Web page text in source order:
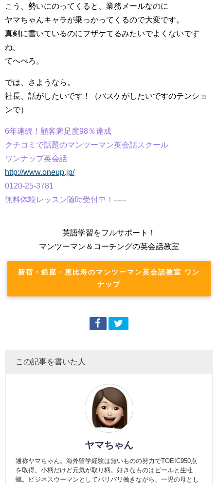
こう、勢いにのってくると、業務メールなのに
ヤマちゃんキャラが乗っかってくるので大変です。
真剣に書いているのにフザケてるみたいでよくないです
ね。
てへぺろ。
では、さようなら。
社長、話がしたいです！（バスケがしたいですのテンショ
ンで）
6年連続！顧客満足度98％達成
クチコミで話題のマンツーマン英会話スクール
ワンナップ英会話
http://www.oneup.jp/
0120-25-3781
無料体験レッスン随時受付中！ -----
英語学習をフルサポート！
マンツーマン＆コーチングの英会話教室
新宿・銀座・恵比寿のマンツーマン英会話教室 ワン
ナップ
この記事を書いた人
ヤマちゃん
通称ヤマちゃん。海外留学経験は無いものの努力でTOEIC950点
を取得。小柄だけど元気が取り柄。好きなものはビールと生牡
蠣。ビジネスウーマンとしてバリバリ働きながら、一児の母とし